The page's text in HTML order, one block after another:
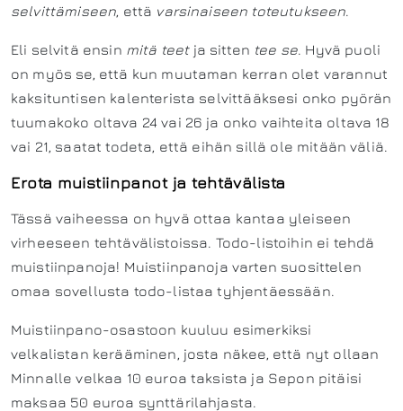
selvittämiseen, että varsinaiseen toteutukseen.
Eli selvitä ensin mitä teetja sitten tee se. Hyvä puoli
on myös se, että kun muutaman kerran olet varannut
kaksituntisen kalenterista selvittääksesi onko pyörän
tuumakoko oltava 24 vai 26 ja onko vaihteita oltava 18
vai 21, saatat todeta, että eihän sillä ole mitään väliä.
Erota muistiinpanot ja tehtävälista
Tässä vaiheessa on hyvä ottaa kantaa yleiseen
virheeseen tehtävälistoissa. Todo-listoihin ei tehdä
muistiinpanoja! Muistiinpanoja varten suosittelen
omaa sovellusta todo-listaa tyhjentäessään.
Muistiinpano-osastoon kuuluu esimerkiksi
velkalistan kerääminen, josta näkee, että nyt ollaan
Minnalle velkaa 10 euroa taksista ja Sepon pitäisi
maksaa 50 euroa synttärilahjasta.